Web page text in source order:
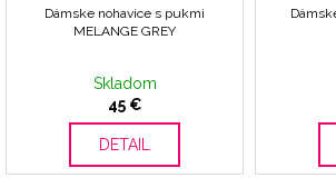
Dámske nohavice s pukmi
MELANGE GREY
Skladom
45 €
DETAIL